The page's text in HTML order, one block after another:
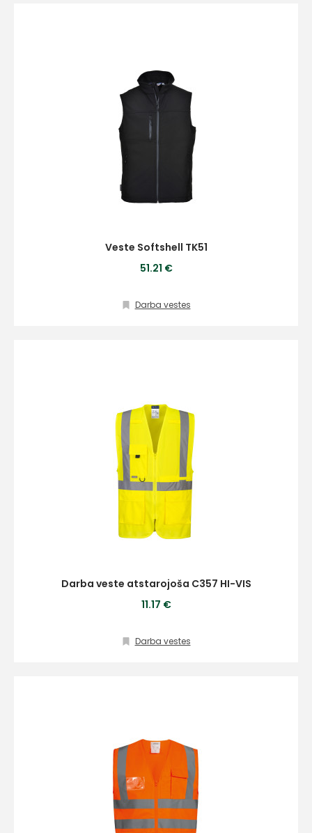
Veste Softshell TK51
51.21 €
Darba vestes
Darba veste atstarojoša C357 HI-VIS
11.17 €
Darba vestes